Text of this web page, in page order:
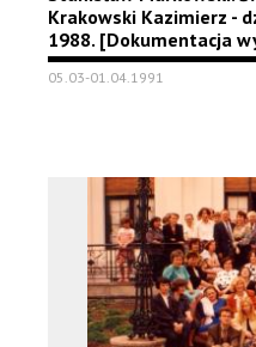
Krakowski Kazimierz -
1988. [Dokumentacja
05.03-01.04.1991